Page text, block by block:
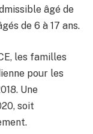
âgé de
de 6 à 17 ans.
les familles
pour les
Une
soit